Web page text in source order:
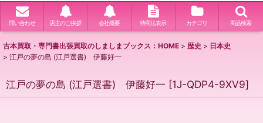
問い合わせ 店主のご挨拶 会社概要 特商法表示 カテゴリ 商品検索
古本買取・専門書出張買取のしましまブックス：HOME > 歴史 > 日本史
> 江戸の夢の島 (江戸選書) 伊藤好一
江戸の夢の島 (江戸選書) 伊藤好一 [1J-QDP4-9XV9]